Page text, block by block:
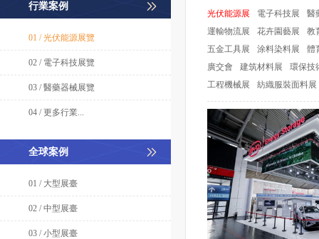
行業案例
01 / 光伏能源展覽
02 / 電子科技展覽
03 / 醫藥器械展覽
04 / 更多行業...
全球案例
01 / 大型展臺
02 / 中型展臺
03 / 小型展臺
光伏能源展 電子科技展
醫
運輸物流展
花卉園藝展
教
五金工具展
涂料染料展
體
廣交會
建筑材料展
環保技
工程機械展
紡織服裝面料展